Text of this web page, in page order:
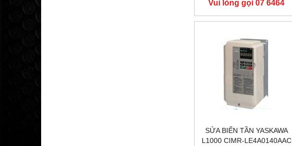
YASKAWA L1000
Vui lòng gọi 07 6464
9556
SỬA BIẾN TẦN YASKAWA
L1000 CIMR-LE4A0140AAC